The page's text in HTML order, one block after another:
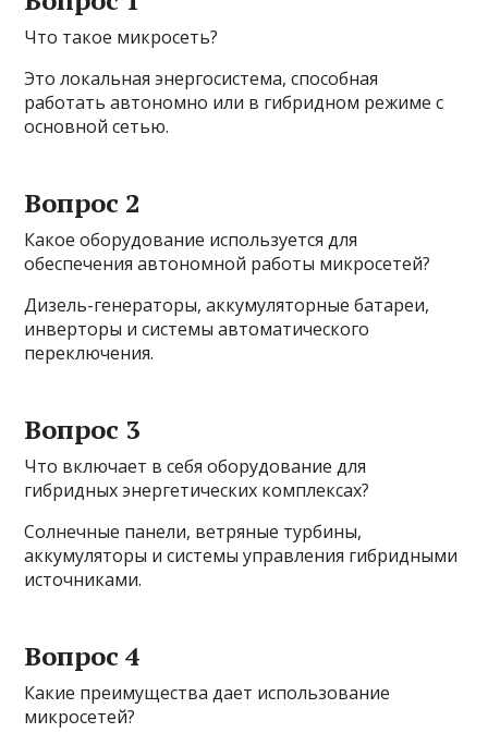
Что такое микросеть?
Это локальная энергосистема, способная
работать автономно или в гибридном режиме с
основной сетью.
Вопрос 2
Какое оборудование используется для
обеспечения автономной работы микросетей?
Дизель-генераторы, аккумуляторные батареи,
инверторы и системы автоматического
переключения.
Вопрос 3
Что включает в себя оборудование для
гибридных энергетических комплексах?
Солнечные панели, ветряные турбины,
аккумуляторы и системы управления гибридными
источниками.
Вопрос 4
Какие преимущества дает использование
микросетей?